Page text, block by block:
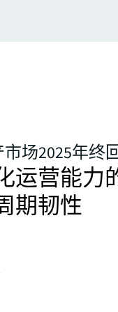
场2025年终
运营能力
期韧性